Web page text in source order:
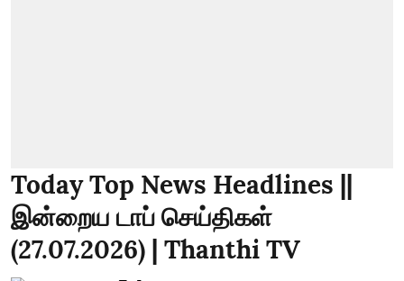
Today Top News Headlines ||
இன்றைய டாப் செய்திகள்
(27.07.2026) | Thanthi TV